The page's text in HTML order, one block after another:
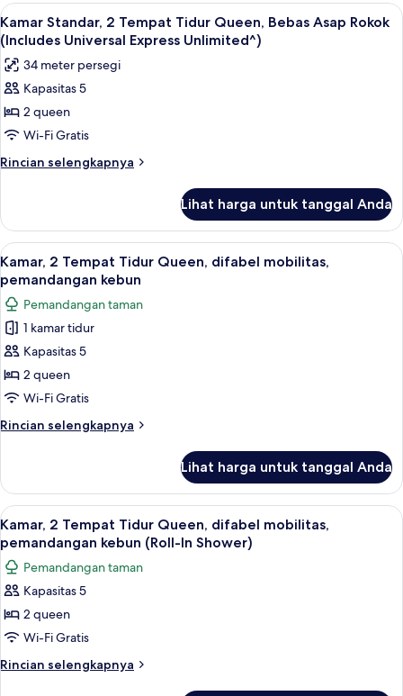
Lihat
semua
foto
untuk
Kamar
Standar,
2
Tempat
Bebas
Asap
Rokok
(Includes
Universal
Express
Unlimited^)
5
Kamar Standar, 2 Tempat Tidur Queen, Bebas Asap Rokok
(Includes Universal Express Unlimited^)
34 meter persegi
Kapasitas 5
2 queen
Wi-Fi Gratis
Rincian selengkapnya
Rincian
Kamar
Standar,
2
Tempat
Tidur
Queen,
Bebas
Asap
Rokok
(Includes
Express
Unlimited^)
Lihat harga untuk tanggal Anda
Lihat
semua
foto
untuk
Kamar,
2
Tempat
Tidur
Queen,
difabel
pemandangan
kebun
6
Kamar, 2 Tempat Tidur Queen, difabel mobilitas,
pemandangan kebun
Pemandangan taman
1 kamar tidur
Kapasitas 5
2 queen
Wi-Fi Gratis
Rincian selengkapnya
Rincian
Kamar,
Tempat
Tidur
Queen,
difabel
mobilitas,
pemandangan
kebun
Lihat harga untuk tanggal Anda
Lihat
semua
foto
untuk
Kamar,
2
Tempat
Tidur
6
Kamar, 2 Tempat Tidur Queen, difabel mobilitas,
pemandangan kebun (Roll-In Shower)
Pemandangan taman
Kapasitas 5
2 queen
Wi-Fi Gratis
Rincian selengkapnya
Rincian